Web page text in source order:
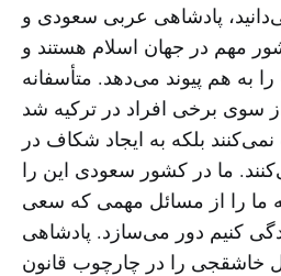
پادشاهی عربی سعودی و
مهم در جهان اسلام هستند و
را به هم پیوند می‌دهد. متأسفانه
سوی برخی افراد در ترکیه شد
بلکه به ایجاد شکاف در
ما در کشور سعودی این را
ما را از مسائل مهمی که سعی
کنیم دور می‌سازد. پادشاهی
خاشقجی را در چارچوب قانون